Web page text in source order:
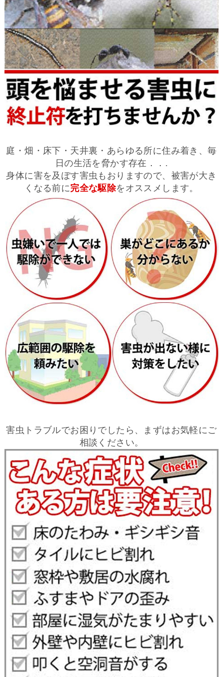
庭・畑・床下・天井裏・あらゆる所に住み着き、毎
日の生活を脅かす存在．．.
身体に害を及ぼす害虫もおりますので、被害が大き
くなる前に完全な駆除をオススメします。
害虫トラブルでお困りでしたら、まずはお気軽にご
相談ください。